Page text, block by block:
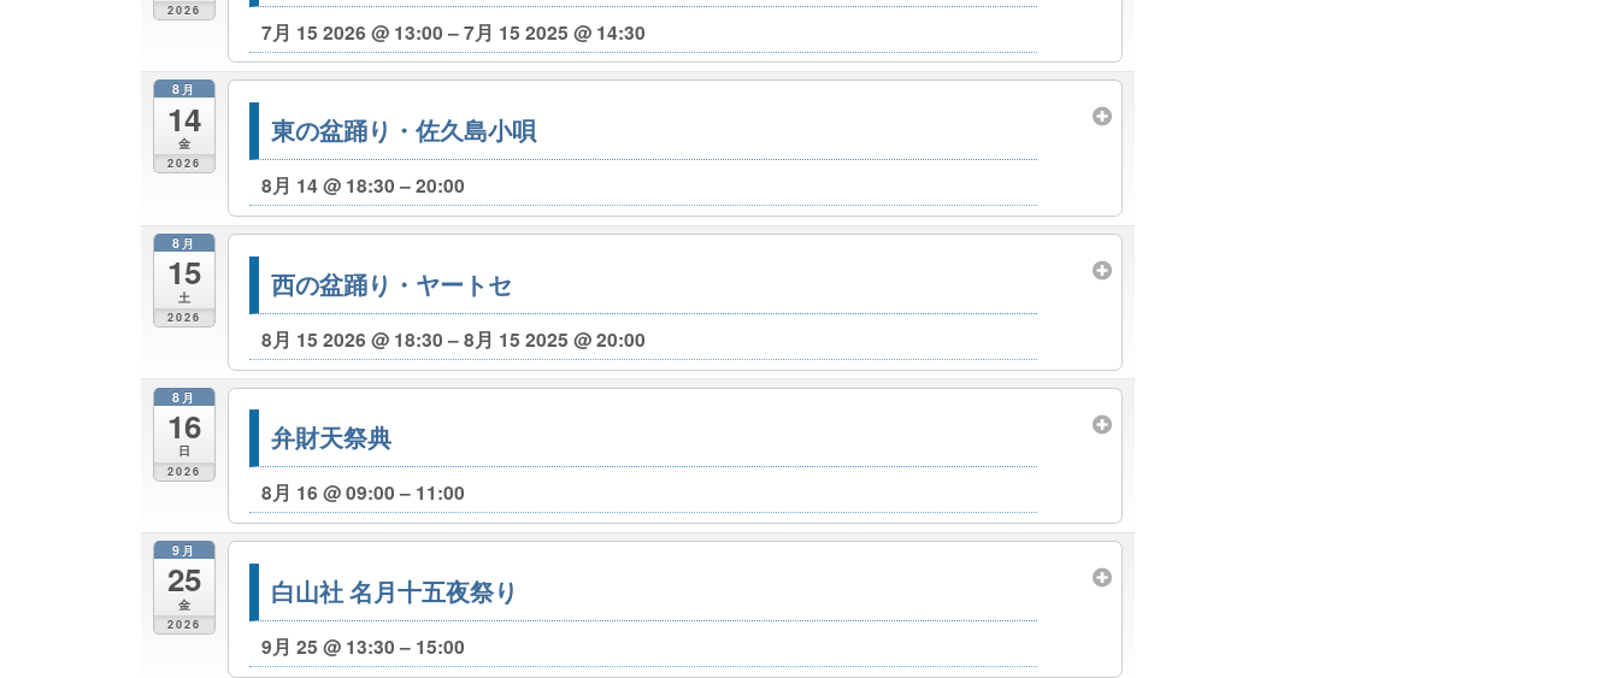
2026
7月 15 2026 @ 13:00 – 7月 15 2025 @ 14:30
8月
14
金
2026
東の盆踊り・佐久島小唄
8月 14 @ 18:30 – 20:00
8月
15
土
2026
西の盆踊り・ヤートセ
8月 15 2026 @ 18:30 – 8月 15 2025 @ 20:00
8月
16
日
2026
弁財天祭典
8月 16 @ 09:00 – 11:00
9月
25
金
2026
白山社 名月十五夜祭り
9月 25 @ 13:30 – 15:00